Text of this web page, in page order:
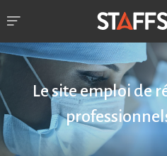
Le site emploi de